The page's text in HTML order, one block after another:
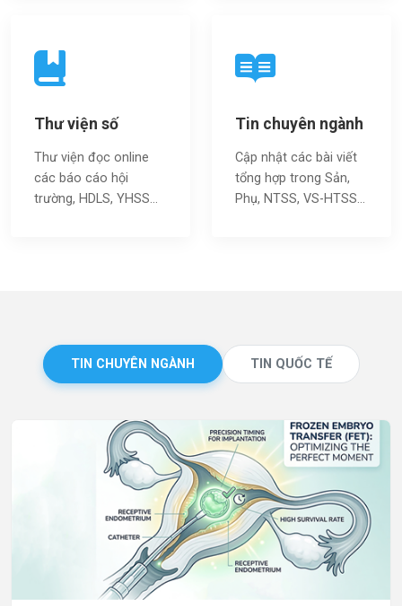
Thư viện số
Thư viện đọc online
các báo cáo hội
trường, HDLS, YHSS…
Tin chuyên ngành
Cập nhật các bài viết
tổng hợp trong Sản,
Phụ, NTSS, VS-HTSS...
TIN CHUYÊN NGÀNH TIN QUỐC TẾ